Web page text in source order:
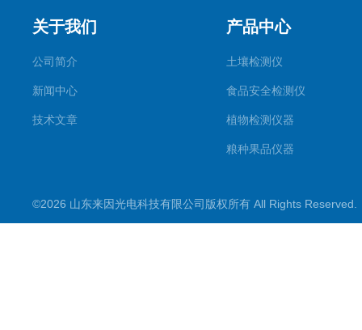
关于我们
公司简介
新闻中心
技术文章
产品中心
土壤检测仪
食品安全检测仪
植物检测仪器
粮种果品仪器
水质检测仪
©2026 山东来因光电科技有限公司版权所有 All Rights